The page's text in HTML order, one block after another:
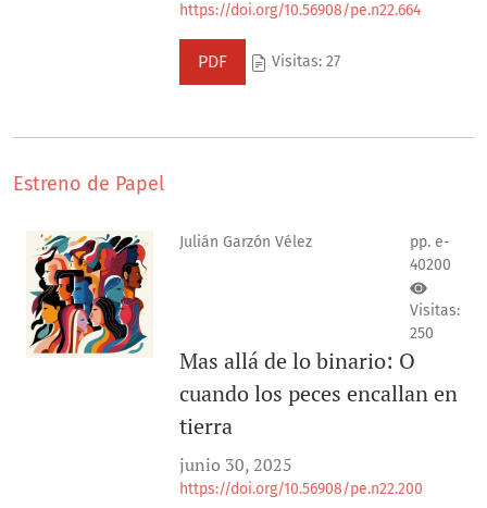
https://doi.org/10.56908/pe.n22.664
PDF Visitas: 27
Estreno de Papel
Julián Garzón Vélez
pp. e-
40200
Visitas:
250
Mas allá de lo binario: O
cuando los peces encallan en
tierra
junio 30, 2025
https://doi.org/10.56908/pe.n22.200